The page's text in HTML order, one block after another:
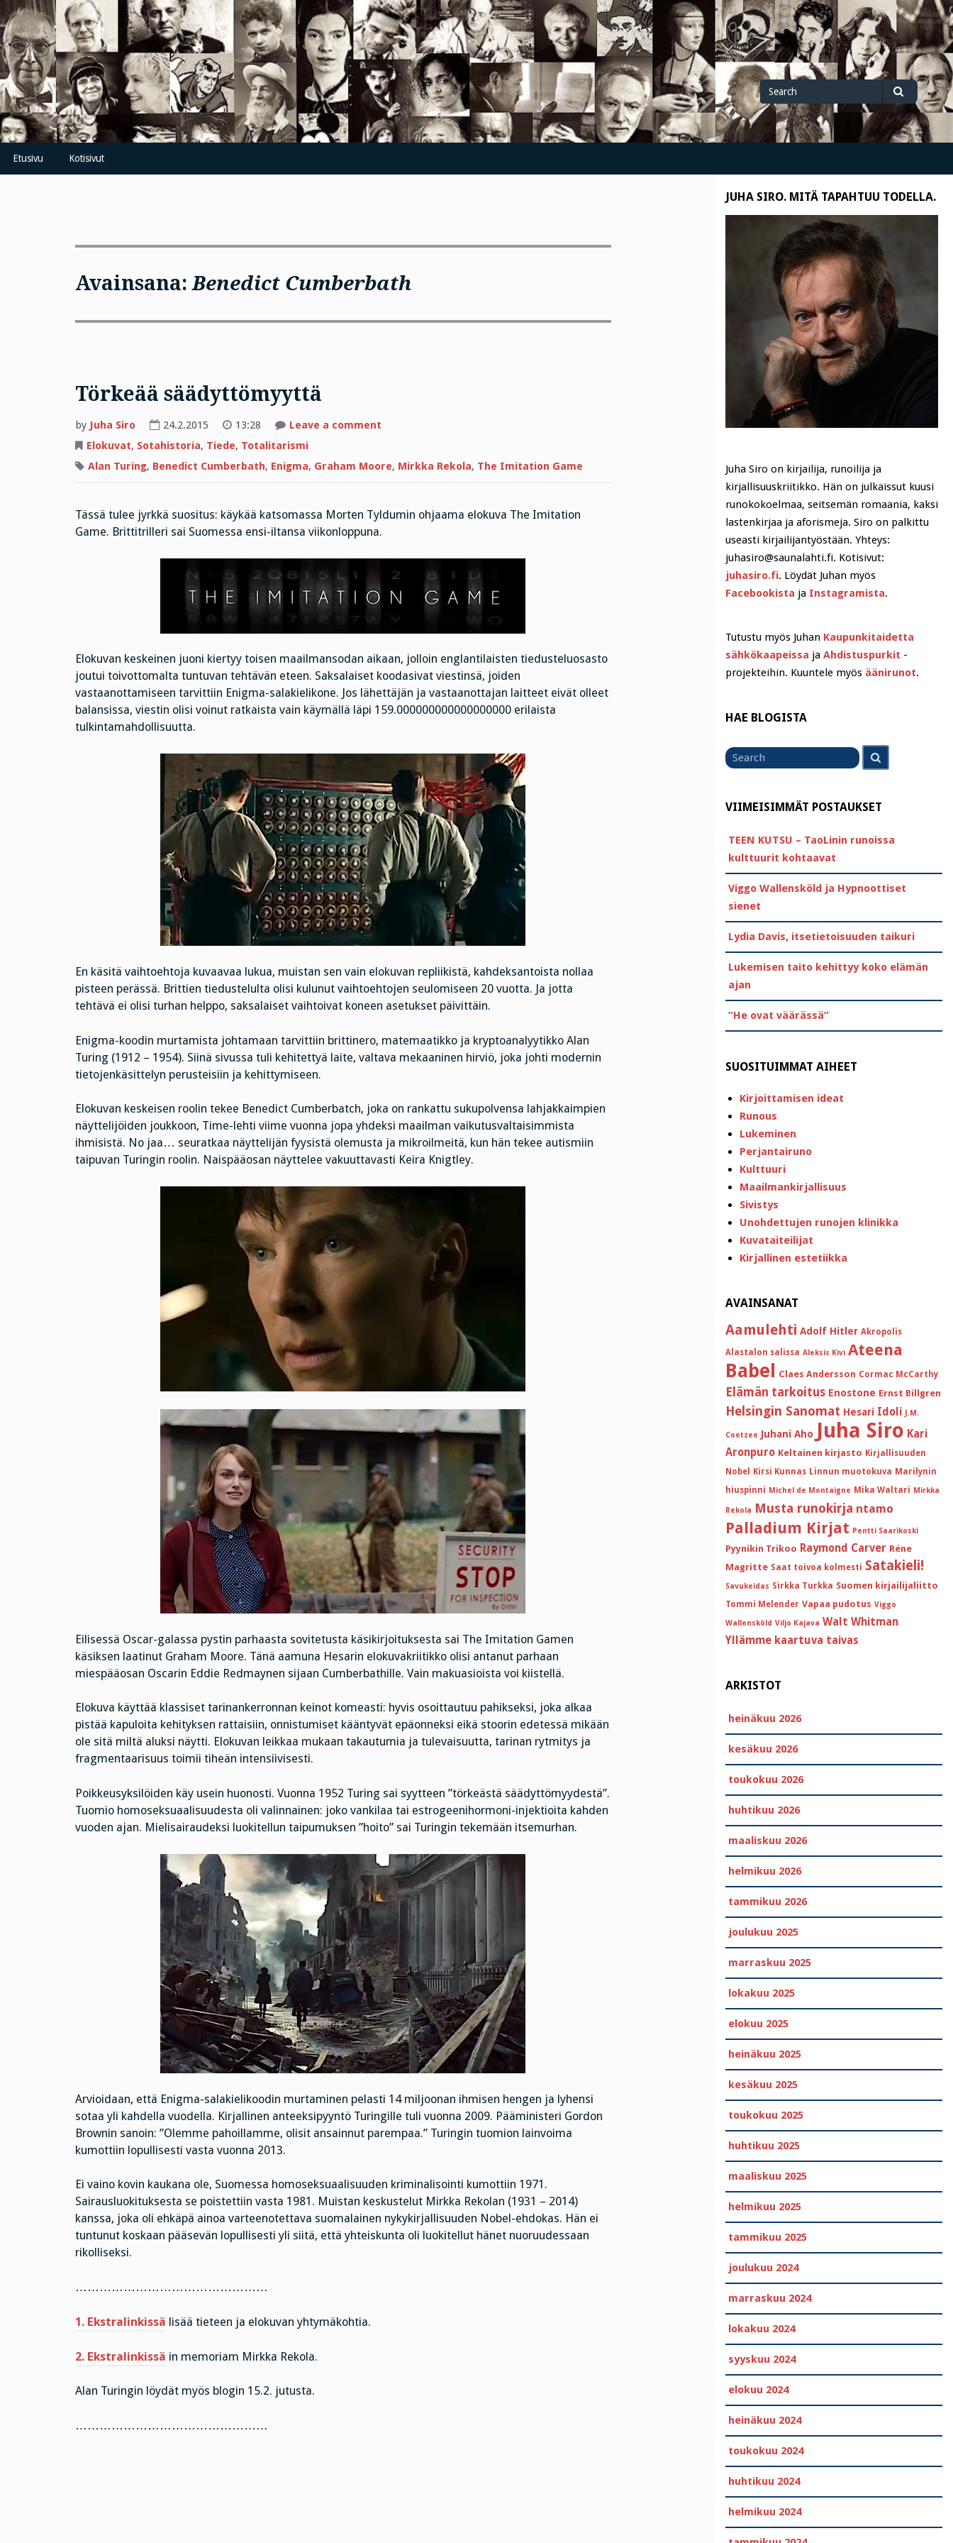
Skip
to
content
Search
for
Search
Etusivu Kotisivut
Avainsana:Benedict Cumberbath
Törkeää säädyttömyyttä
by Juha Siro 24.2.2015 13:28 Leave a commenton
Elokuvat, Sotahistoria, Tiede, Totalitarismi
Alan Turing, Benedict Cumberbath, Enigma, Graham Moore, Mirkka Rekola, The Imitation Game
Tässä tulee jyrkkä suositus: käykää katsomassa Morten Tyldumin ohjaama elokuva The Imitation
Game. Brittitrilleri sai Suomessa ensi-iltansa viikonloppuna.
Elokuvan keskeinen juoni kiertyy toisen maailmansodan aikaan, jolloin englantilaisten tiedusteluosasto
joutui toivottomalta tuntuvan tehtävän eteen. Saksalaiset koodasivat viestinsä, joiden
vastaanottamiseen tarvittiin Enigma-salakielikone. Jos lähettäjän ja vastaanottajan laitteet eivät olleet
balansissa, viestin olisi voinut ratkaista vain käymällä läpi 159.000000000000000000 erilaista
tulkintamahdollisuutta.
En käsitä vaihtoehtoja kuvaavaa lukua, muistan sen vain elokuvan repliikistä, kahdeksantoista nollaa
pisteen perässä. Brittien tiedustelulta olisi kulunut vaihtoehtojen seulomiseen 20 vuotta. Ja jotta
tehtävä ei olisi turhan helppo, saksalaiset vaihtoivat koneen asetukset päivittäin.
Enigma-koodin murtamista johtamaan tarvittiin brittinero, matemaatikko ja kryptoanalyytikko Alan
Turing (1912 – 1954). Siinä sivussa tuli kehitettyä laite, valtava mekaaninen hirviö, joka johti modernin
tietojenkäsittelyn perusteisiin ja kehittymiseen.
Elokuvan keskeisen roolin tekee Benedict Cumberbatch, joka on rankattu sukupolvensa lahjakkaimpien
näyttelijöiden joukkoon, Time-lehti viime vuonna jopa yhdeksi maailman vaikutusvaltaisimmista
ihmisistä. No jaa… seuratkaa näyttelijän fyysistä olemusta ja mikroilmeitä, kun hän tekee autismiin
taipuvan Turingin roolin. Naispääosan näyttelee vakuuttavasti Keira Knigtley.
Eilisessä Oscar-galassa pystin parhaasta sovitetusta käsikirjoituksesta sai The Imitation Gamen
käsiksen laatinut Graham Moore. Tänä aamuna Hesarin elokuvakriitikko olisi antanut parhaan
miespääosan Oscarin Eddie Redmaynen sijaan Cumberbathille. Vain makuasioista voi kiistellä.
Elokuva käyttää klassiset tarinankerronnan keinot komeasti: hyvis osoittautuu pahikseksi, joka alkaa
pistää kapuloita kehityksen rattaisiin, onnistumiset kääntyvät epäonneksi eikä stoorin edetessä mikään
ole sitä miltä aluksi näytti. Elokuvan leikkaa mukaan takautumia ja tulevaisuutta, tarinan rytmitys ja
fragmentaarisuus toimii tiheän intensiivisesti.
Poikkeusyksilöiden käy usein huonosti. Vuonna 1952 Turing sai syytteen ”törkeästä säädyttömyydestä”.
Tuomio homoseksuaalisuudesta oli valinnainen: joko vankilaa tai estrogeenihormoni-injektioita kahden
vuoden ajan. Mielisairaudeksi luokitellun taipumuksen ”hoito” sai Turingin tekemään itsemurhan.
Arvioidaan, että Enigma-salakielikoodin murtaminen pelasti 14 miljoonan ihmisen hengen ja lyhensi
sotaa yli kahdella vuodella. Kirjallinen anteeksipyyntö Turingille tuli vuonna 2009. Pääministeri Gordon
Brownin sanoin: ”Olemme pahoillamme, olisit ansainnut parempaa.” Turingin tuomion lainvoima
kumottiin lopullisesti vasta vuonna 2013.
Ei vaino kovin kaukana ole, Suomessa homoseksuaalisuuden kriminalisointi kumottiin 1971.
Sairausluokituksesta se poistettiin vasta 1981. Muistan keskustelut Mirkka Rekolan (1931 – 2014)
kanssa, joka oli ehkäpä ainoa varteenotettava suomalainen nykykirjallisuuden Nobel-ehdokas. Hän ei
tuntunut koskaan pääsevän lopullisesti yli siitä, että yhteiskunta oli luokitellut hänet nuoruudessaan
rikolliseksi.
…………………………………………
1. Ekstralinkissä lisää tieteen ja elokuvan yhtymäkohtia.
2. Ekstralinkissä in memoriam Mirkka Rekola.
Alan Turingin löydät myös blogin 15.2. jutusta.
…………………………………………
JUHA SIRO. MITÄ TAPAHTUU TODELLA.
Juha Siro on kirjailija, runoilija ja
kirjallisuuskriitikko. Hän on julkaissut kuusi
runokokoelmaa, seitsemän romaania, kaksi
lastenkirjaa ja aforismeja. Siro on palkittu
useasti kirjailijantyöstään. Yhteys:
juhasiro@saunalahti.fi. Kotisivut:
juhasiro.fi. Löydät Juhan myös
Facebookista ja Instagramista.
Tutustu myös Juhan Kaupunkitaidetta
sähkökaapeissa ja Ahdistuspurkit -
projekteihin. Kuuntele myös äänirunot.
HAE BLOGISTA
for
VIIMEISIMMÄT POSTAUKSET
TEEN KUTSU – TaoLinin runoissa
kulttuurit kohtaavat
Viggo Wallensköld ja Hypnoottiset
sienet
Lydia Davis, itsetietoisuuden taikuri
Lukemisen taito kehittyy koko elämän
ajan
”He ovat väärässä”
SUOSITUIMMAT AIHEET
Kirjoittamisen ideat
Runous
Lukeminen
Perjantairuno
Kulttuuri
Maailmankirjallisuus
Sivistys
Unohdettujen runojen klinikka
Kuvataiteilijat
Kirjallinen estetiikka
AVAINSANAT
Aamulehti Adolf Hitler Akropolis
Alastalon salissa Aleksis Kivi Ateena
Babel Claes Andersson Cormac McCarthy
Elämän tarkoitus Enostone Ernst Billgren
Helsingin Sanomat Hesari Idoli J.M.
Coetzee Juhani Aho Juha Siro Kari
Aronpuro Keltainen kirjasto Kirjallisuuden
Nobel
Kirsi Kunnas Linnun muotokuva Marilynin
hiuspinni Michel de Montaigne Mika Waltari Mirkka
Rekola Musta runokirja ntamo
Palladium Kirjat Pentti Saarikoski
Pyynikin Trikoo Raymond Carver Réne
Magritte Saat toivoa kolmesti Satakieli!
Savukeidas Sirkka Turkka Suomen kirjailijaliitto
Tommi Melender Vapaa pudotus Viggo
Wallensköld Viljo Kajava Walt Whitman
Yllämme kaartuva taivas
ARKISTOT
heinäkuu 2026
kesäkuu 2026
toukokuu 2026
huhtikuu 2026
maaliskuu 2026
helmikuu 2026
tammikuu 2026
joulukuu 2025
marraskuu 2025
lokakuu 2025
elokuu 2025
heinäkuu 2025
kesäkuu 2025
toukokuu 2025
huhtikuu 2025
maaliskuu 2025
helmikuu 2025
tammikuu 2025
joulukuu 2024
marraskuu 2024
lokakuu 2024
syyskuu 2024
elokuu 2024
heinäkuu 2024
toukokuu 2024
huhtikuu 2024
helmikuu 2024